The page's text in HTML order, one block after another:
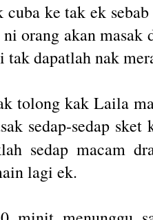
cuba ke tak ek
orang akan masak
tak dapatlah nak
tolong kak Laila
sedap-sedap
sedap macam
lagi ek.